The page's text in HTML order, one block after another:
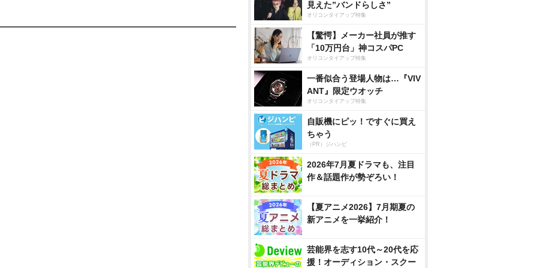
見えた”バンドらしさ”
オリコンタイアップ特集
【驚愕】メーカー社員が推す
「10万円台」神コスパPC
オリコンタイアップ特集
一番似合う登場人物は…『VIV
ANT』限定ウオッチ
オリコンタイアップ特集
自販機にピッ！ですぐに買え
ちゃう
（PR）ジハンピ
2026年7月夏ドラマも、注目
作＆話題作が勢ぞろい！
【夏アニメ2026】7月期夏の
新アニメを一挙紹介！
芸能界を志す10代～20代を応
援！オーディション・スクー